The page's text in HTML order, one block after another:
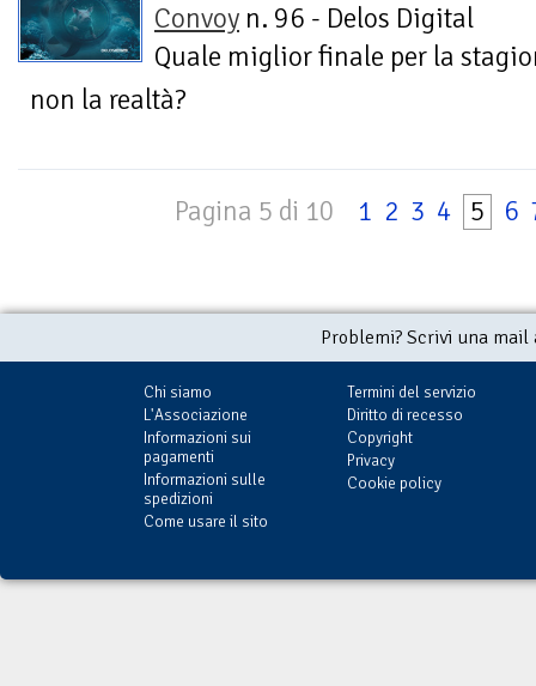
Convoy n. 96 - Delos Digital
Quale miglior finale per la
non la realtà?
Pagina 5 di 10 1 2 3 4 5 6
Problemi? Scrivi una
Chi siamo
L'Associazione
Informazioni sui
pagamenti
Informazioni sulle
spedizioni
Come usare il sito
Termini del servizio
Diritto di recesso
Copyright
Privacy
Cookie policy